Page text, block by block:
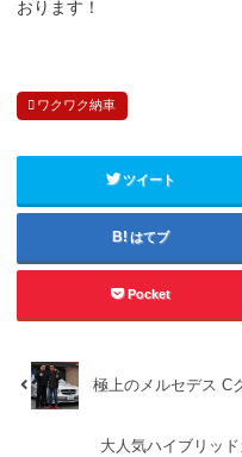
おります！
ワクワク納車
ツイート
はてブ
Pocket
極上のメルセデス C
大人気ハイブリッ